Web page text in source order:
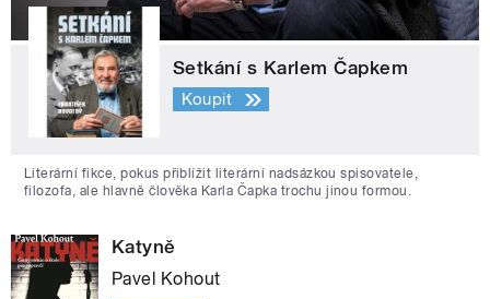
Setkání s Karlem Čapkem
Koupit
Literární fikce, pokus přiblížit literární nadsázkou spisovatele,
filozofa, ale hlavně člověka Karla Čapka trochu jinou formou.
Katyně
Pavel Kohout